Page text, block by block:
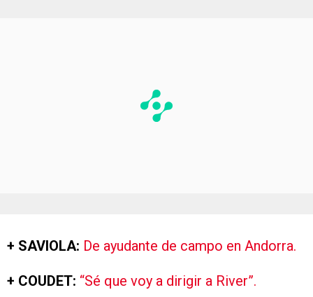
+ SAVIOLA: De ayudante de campo en Andorra.
+ COUDET: “Sé que voy a dirigir a River”.